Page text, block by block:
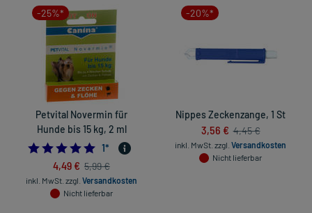
-25%*
Petvital Novermin für
Hunde bis 15 kg, 2 ml
5.0
1*
4,49 € 5,99 €
inkl. MwSt. zzgl. Versandkosten
Nicht lieferbar
-20%*
Nippes Zeckenzange, 1 St
3,56 € 4,45 €
inkl. MwSt. zzgl. Versandkosten
Nicht lieferbar